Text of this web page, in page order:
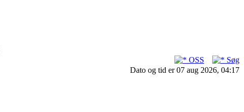
OSS
Søg
Dato og tid er 07 aug 2026, 04:17